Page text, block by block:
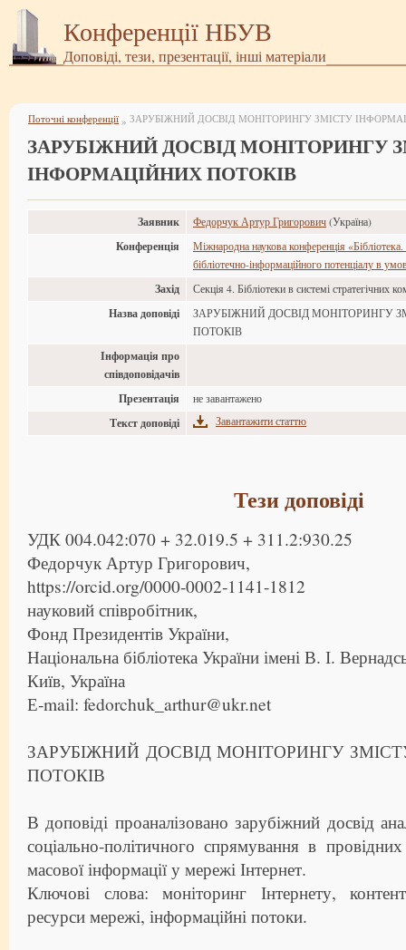
Конференції НБУВ
Доповіді, тези, презентації, інші матеріали
Поточні конференції » ЗАРУБІЖНИЙ ДОСВІД МОНІТОРИНГУ ЗМІСТУ
ЗАРУБІЖНИЙ ДОСВІД МОНІТОРИНГУ
ІНФОРМАЦІЙНИХ ПОТОКІВ
Заявник Федорчук Артур Григорович (Україна)
Конференція
Міжнародна наукова конференція
бібліотечно-інформаційного потенціалу в
Захід Секція 4. Бібліотеки в системі стратегічних
Назва доповіді
ЗАРУБІЖНИЙ ДОСВІД МОНІТОРИНГУ
ПОТОКІВ
Інформація про
співдоповідачів
Презентація
не завантажено
Текст доповіді Завантажити статтю
Тези доповіді
УДК 004.042:070 + 32.019.5 + 311.2:930.25
Федорчук Артур Григорович,
https://orcid.org/0000-0002-1141-1812
науковий співробітник,
Фонд Президентів України,
Національна бібліотека України імені В. І.
Київ, Україна
Е-mail: fedorchuk_arthur@ukr.net
ЗАРУБІЖНИЙ ДОСВІД МОНІТОРИНГУ
ПОТОКІВ
В доповіді проаналізовано зарубіжний досвід
соціально-політичного спрямування в
масової інформації у мережі Інтернет.
Ключові слова: моніторинг Інтернету,
ресурси мережі, інформаційні потоки.